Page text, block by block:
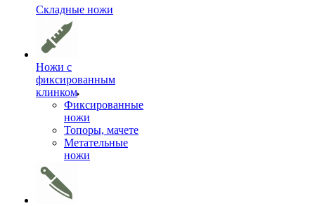
Складные ножи
Ножи с
фиксированным
клинком
Фиксированные
ножи
Топоры, мачете
Метательные
ножи